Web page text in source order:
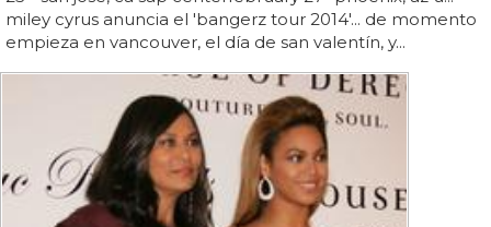
miley cyrus anuncia el 'bangerz tour 2014'... de momento
empieza en vancouver, el día de san valentín, y...